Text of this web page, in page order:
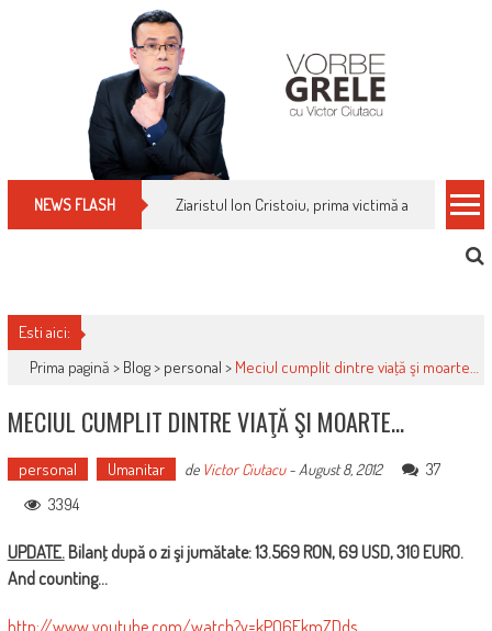
NEWS FLASH Cum îți schimbi, rapid, gratuit și eficient,
Esti aici:
Prima pagină > Blog> personal > Meciul cumplit dintre viaţă şi moarte…
MECIUL CUMPLIT DINTRE VIAŢĂ ŞI MOARTE…
personal Umanitar de Victor Ciutacu-August 8, 2012
37
3394
UPDATE.Bilanţ după o zi şi jumătate: ‎13.569 RON, 69 USD, 310 EURO.
And counting…